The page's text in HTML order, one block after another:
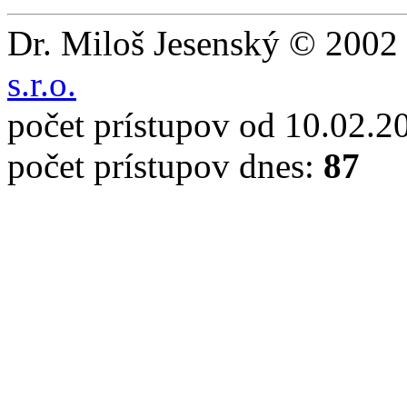
Dr. Miloš Jesenský ©
s.r.o.
počet prístupov od
počet prístupov dnes: 87